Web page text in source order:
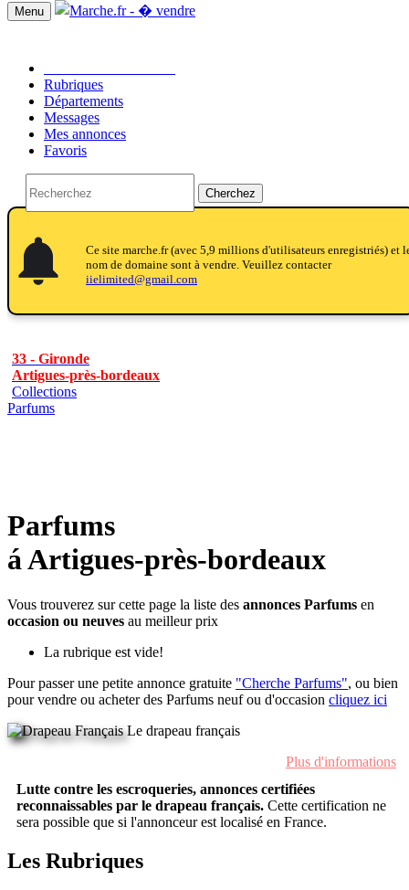
Menu
Rubriques
Départements
Messages
Mes annonces
Favoris
Cherchez
notifications
notifications
Ce site marche.fr (avec 5,9 millions d'utilisateurs enregistriés) et
nom de domaine sont à vendre. Veuillez contacter
iielimited@gmail.com
33 - Gironde
Artigues-près-bordeaux
Collections
Parfums
Parfums
á Artigues-près-bordeaux
Vous trouverez sur cette page la liste des annonces Parfums en
occasion ou neuves au meilleur prix
La rubrique est vide!
Pour passer une petite annonce gratuite "Cherche Parfums", ou bien
pour vendre ou acheter des Parfums neuf ou d'occasion cliquez ici
Le drapeau français
Plus d'informations
Lutte contre les escroqueries, annonces certifiées
reconnaissables par le drapeau français. Cette certification ne
sera possible que si l'annonceur est localisé en France.
Les Rubriques